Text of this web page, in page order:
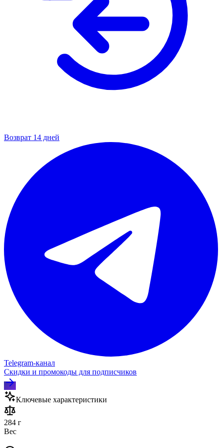
Возврат 14 дней
Telegram‑канал
Скидки и промокоды для подписчиков
Ключевые характеристики
284 г
Вес